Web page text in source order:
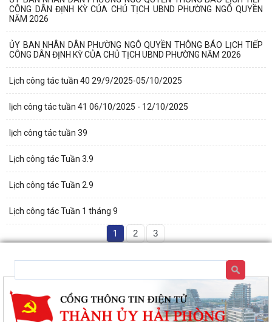
CÔNG DÂN ĐỊNH KỲ CỦA CHỦ TỊCH UBND PHƯỜNG NGÔ QUYỀN
NĂM 2026
ỦY BAN NHÂN DÂN PHƯỜNG NGÔ QUYỀN THÔNG BÁO LỊCH TIẾP
CÔNG DÂN ĐỊNH KỲ CỦA CHỦ TỊCH UBND PHƯỜNG NĂM 2026
Lịch công tác tuần 40 29/9/2025-05/10/2025
lịch công tác tuần 41 06/10/2025 - 12/10/2025
lịch công tác tuần 39
Lịch công tác Tuần 3.9
Lịch công tác Tuần 2.9
Lịch công tác Tuần 1 tháng 9
1 2 3